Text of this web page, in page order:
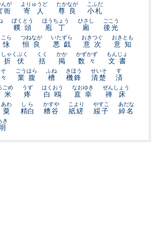
衙
んが
寄人
よりゅうど
尊良
たかなが
小札
こふだ
幞頭
ぼくとう
庖丁
ほうちょう
廂
ひさし
後光
ごこう
怺
こら
恒良
つねなが
悪戯
いたずら
意次
おきつぐ
意知
おきとも
折伏
しゃくぶく
括
くく
掲
かか
数々
かずかず
文書
もんじょ
業腹
ごうはら
槽
ふね
機鋒
きほう
清楚
せいそ
済
す
米
ごめ
疼
うず
白鴎
はくおう
直幸
なおゆき
禅床
ぜんしょう
粟
あわ
精白
しら
糟谷
かすや
紙縒
こより
綏子
やすこ
綽名
あだな
き